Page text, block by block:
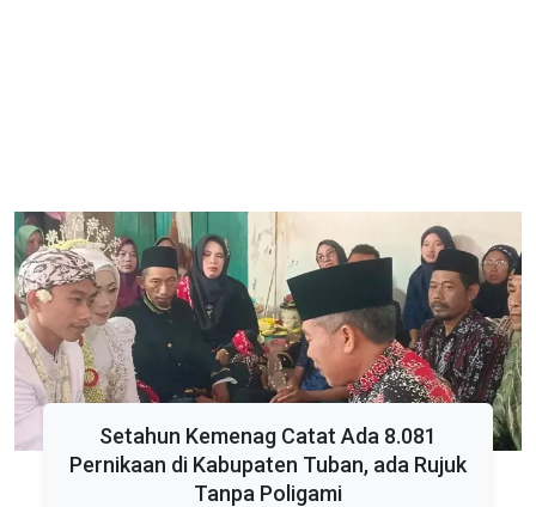
Setahun Kemenag Catat Ada 8.081
Pernikaan di Kabupaten Tuban, ada Rujuk
Tanpa Poligami